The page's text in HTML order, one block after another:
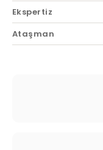
Ekspertiz
Ataşman